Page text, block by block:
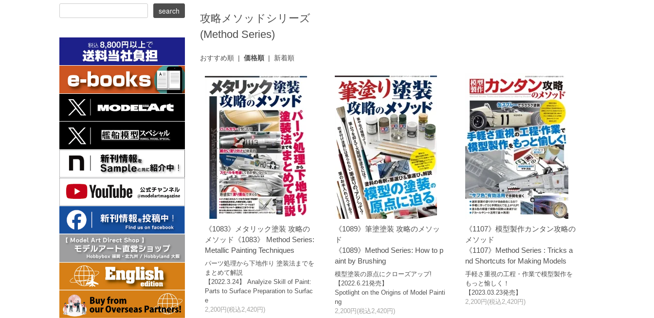
攻略メソッドシリーズ
(Method Series)
おすすめ順| 価格順| 新着順
《1083》メタリック塗装 攻略の
メソッド《1083》 Method Series:
Metallic Painting Techniques
パーツ処理から下地作り 塗装法までを
まとめて解説
【2022.3.24】 Analyize Skill of Paint:
Parts to Surface Preparation to Surfac
e
2,200円(税込2,420円)
《1089》筆塗塗装 攻略のメソッ
ド
《1089》Method Series: How to p
aint by Brushing
模型塗装の原点にクローズアップ!
【2022.6.21発売】
Spotlight on the Origins of Model Painti
ng
2,200円(税込2,420円)
《1107》模型製作カンタン攻略の
メソッド
《1107》Method Series : Tricks a
nd Shortcuts for Making Models
手軽さ重視の工程・作業で模型製作を
もっと愉しく！
【2023.03.23発売】
2,200円(税込2,420円)